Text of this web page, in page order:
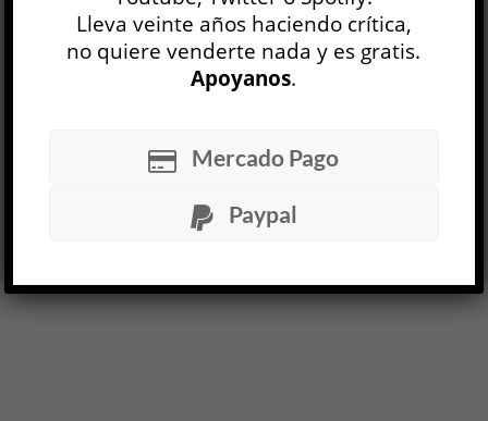
LEER MÁS
Lleva veinte años haciendo crítica,
no quiere venderte nada y es gratis.
Apoyanos.
Mercado Pago
Paypal